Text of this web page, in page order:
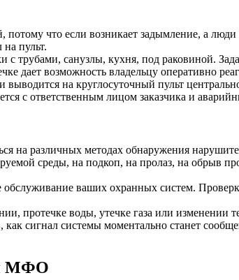
потому что если возникает задымление, а
пульт.
с трубами, санузлы, кухня, под раковиной.
дает возможность владельцу оперативно
на круглосуточный пульт
с ответственным лицом заказчика и
на различных методах обнаружения
среды, на подкоп, на пролаз, на обрыв
обслуживание ваших охранных систем.
протечке воды, утечке газа или изменении
как сигнал системы моментально станет
и МФО